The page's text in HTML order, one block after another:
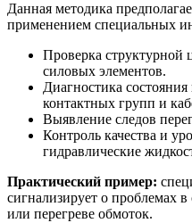
Данная методика
применением специальных
Проверка структурной
силовых элементов.
Диагностика
контактных групп и
Выявление следов
Контроль качества и
гидравлические
Практический пример:
сигнализирует о проблемах
или перегреве обмоток.